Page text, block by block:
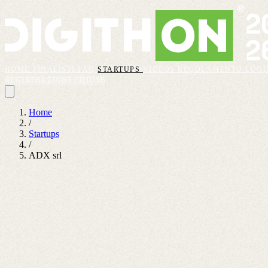
FAQSTARTUPS VIDEOS REGOLAMENTO
Home
/
Startups
/
ADX srl